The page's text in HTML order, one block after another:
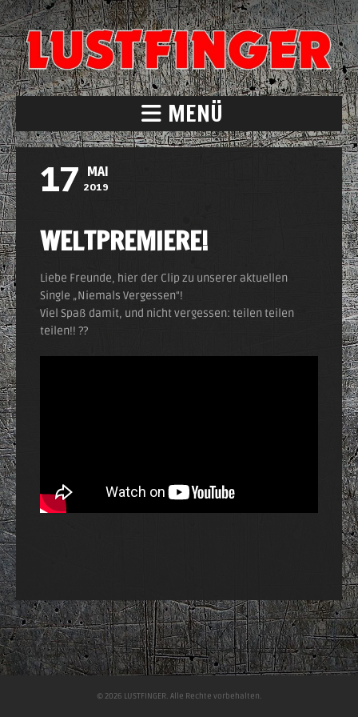
MENÜ
17 MAI
2019
WELTPREMIERE!
Liebe Freunde, hier der Clip zu unserer aktuellen
Single „Niemals Vergessen“!
Viel Spaß damit, und nicht vergessen: teilen teilen
teilen!! ??
© 2026 LUSTFINGER. Alle Rechte vorbehalten.